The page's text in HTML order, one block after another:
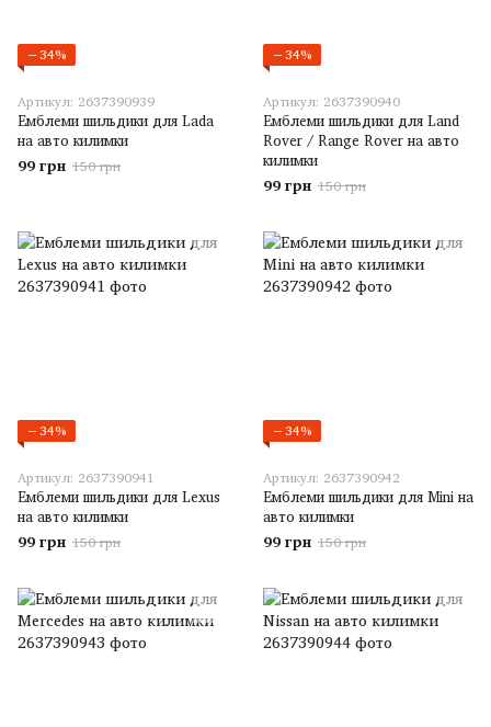
−34%
Артикул: 2637390939
Емблеми шильдики для Lada
на авто килимки
99 грн 150 грн
−34%
Артикул: 2637390940
Емблеми шильдики для Land
Rover / Range Rover на авто
килимки
99 грн 150 грн
−34%
Артикул: 2637390941
Емблеми шильдики для Lexus
на авто килимки
99 грн 150 грн
−34%
Артикул: 2637390942
Емблеми шильдики для Mini на
авто килимки
99 грн 150 грн